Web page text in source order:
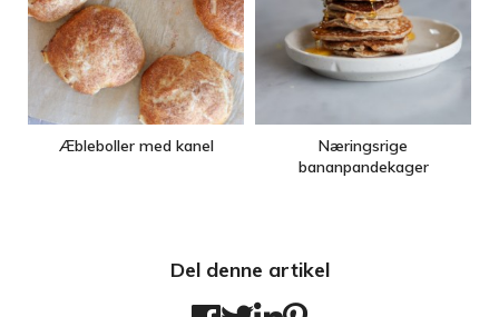
Æbleboller med kanel
Næringsrige
bananpandekager
Del denne artikel